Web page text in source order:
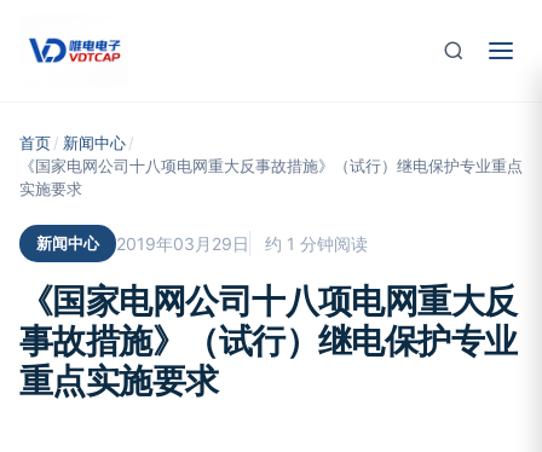
首页 / 新闻中心 /
《国家电网公司十八项电网重大反事故措施》（试行）继电保护专业重点
实施要求
新闻中心 2019年03月29日 约 1 分钟阅读
《国家电网公司十八项电网重大反
事故措施》（试行）继电保护专业
重点实施要求